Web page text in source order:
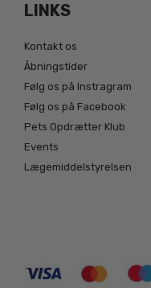
LINKS
Kontakt os
Åbningstider
Følg os på Instragram
Følg os på Facebook
Pets Opdrætter Klub
Events
Lægemiddelstyrelsen